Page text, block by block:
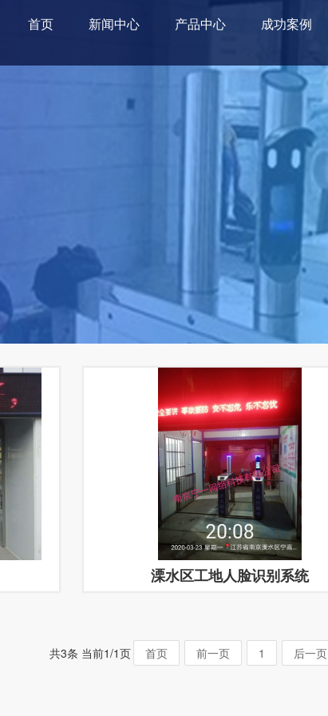
首页 新闻中心 产品中心 成功案例
溧水区工地人脸识别系统
共3条 当前1/1页 首页 前一页 1 后一页